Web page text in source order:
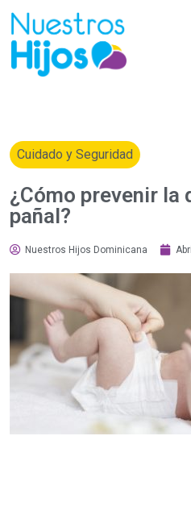
Cuidado y Seguridad
¿Cómo prevenir
pañal?
Nuestros Hijos Dominicana